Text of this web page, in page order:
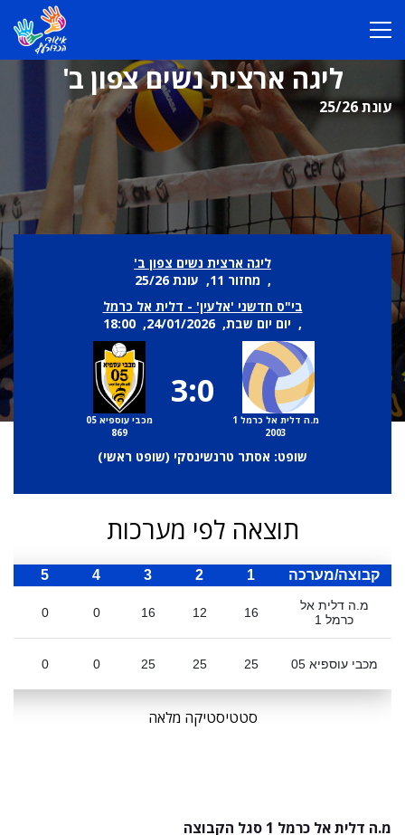
ליגה ארצית נשים צפון ב'
עונת 25/26
ליגה ארצית נשים צפון ב'
, מחזור 11, עונת 25/26
בי"ס חדשני 'אלעין' - דלית אל כרמל
, יום יום שבת, 24/01/2026, 18:00
מ.ה דלית אל כרמל 1
2003
3:0
מכבי עוספיא 05
869
שופט: אסתר טרנשינסקי (שופט ראשי)
תוצאה לפי מערכות
קבוצה/מערכה 1
2
3
4
5
מ.ה דלית אל
כרמל 1
16
12
16
0
0
מכבי עוספיא 05 25
25
25
0
0
סטטיסטיקה מלאה
מ.ה דלית אל כרמל 1 סגל הקבוצה